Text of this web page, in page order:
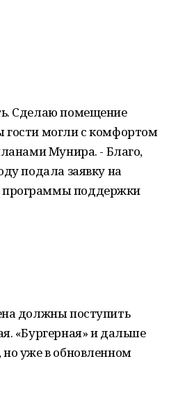
Сделаю помещение
гости могли с комфортом
Мунира. - Благо,
подала заявку на
программы поддержки
должны поступить
«Бургерная» и дальше
но уже в обновленном